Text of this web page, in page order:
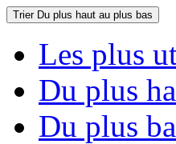
Trier Du plus haut au plus bas
Les plus
Du plus
Du plus